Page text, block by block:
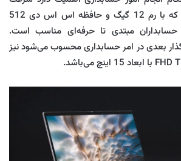
پردازش اطلاعات است که با رم 12 گیگ و حافظه اس اس دی 512
مبتدی تا حرفه‌ای مناسب است.
بعدی در امر حسابداری محسوب می‌شود نیز